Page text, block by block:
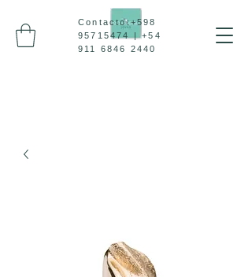
Contacto:+598
95715474
|+54
911 6846 2440